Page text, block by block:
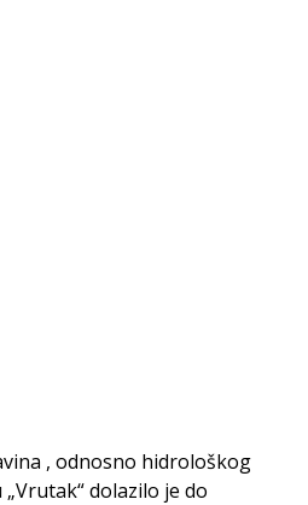
, odnosno hidrološkog
dolazilo je do